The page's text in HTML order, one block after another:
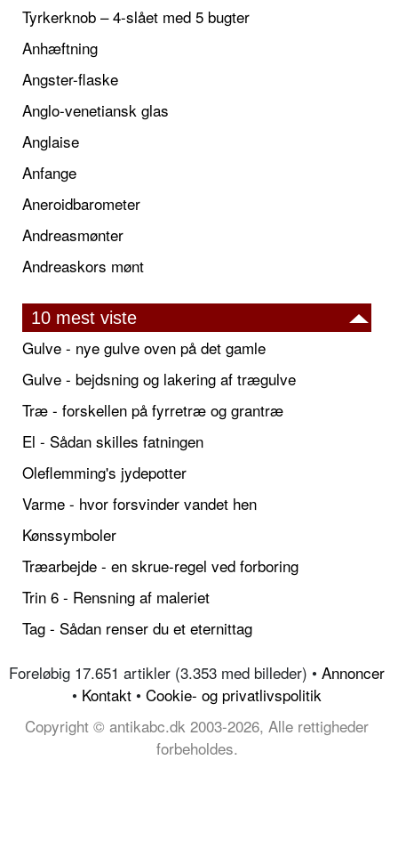
Tyrkerknob – 4-slået med 5 bugter
Anhæftning
Angster-flaske
Anglo-venetiansk glas
Anglaise
Anfange
Aneroidbarometer
Andreasmønter
Andreaskors mønt
10 mest viste
Gulve - nye gulve oven på det gamle
Gulve - bejdsning og lakering af trægulve
Træ - forskellen på fyrretræ og grantræ
El - Sådan skilles fatningen
Oleflemming's jydepotter
Varme - hvor forsvinder vandet hen
Kønssymboler
Træarbejde - en skrue-regel ved forboring
Trin 6 - Rensning af maleriet
Tag - Sådan renser du et eternittag
Foreløbig 17.651 artikler (3.353 med billeder) • Annoncer
• Kontakt • Cookie- og privatlivspolitik
Copyright © antikabc.dk 2003-2026, Alle rettigheder
forbeholdes.